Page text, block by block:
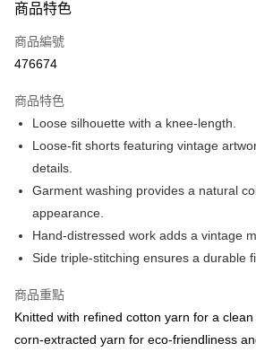
信用卡
Apple Pay
AlipayHK
WeChat Pay
送貨方式
送貨上門免運優惠
商品特色
商品編號
476674
商品特色
Loose silhouette with a knee-length.
Loose-fit shorts featuring vintage
details.
Garment washing provides a natural
appearance.
Hand-distressed work adds a vintage
Side triple-stitching ensures a durable
商品重點
Knitted with refined cotton yarn for a
corn-extracted yarn for eco-friendliness